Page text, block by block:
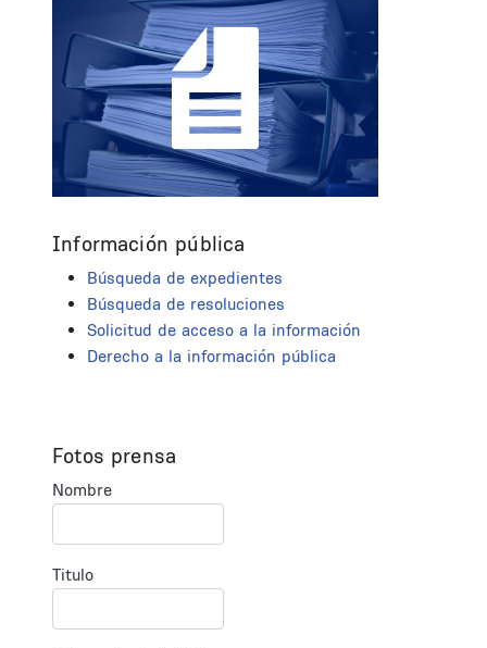
Información pública
Búsqueda de expedientes
Búsqueda de resoluciones
Solicitud de acceso a la información
Derecho a la información pública
Fotos prensa
Nombre
Titulo